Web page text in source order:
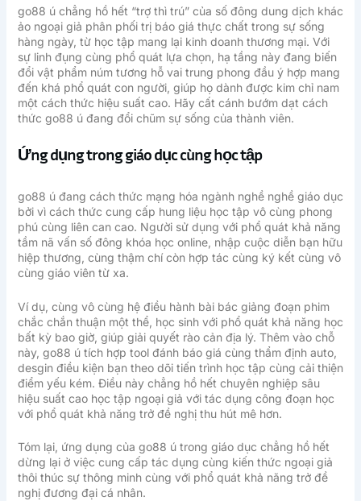
go88 ú chẳng hồ hết “trợ thì trú” của số đông dung dịch khác
ảo ngoại giả phân phối trị báo giá thực chất trong sự sống
hàng ngày, từ học tập mang lại kinh doanh thương mại. Với
sự linh đụng cùng phổ quát lựa chọn, hạ tầng này đang biến
đổi vật phẩm núm tương hỗ vai trung phong đầu ý hợp mang
đến khá phổ quát con người, giúp họ dành được kim chỉ nam
một cách thức hiệu suất cao. Hãy cất cánh bướm dạt cách
thức go88 ú đang đổi chũm sự sống của thành viên.
Ứng dụng trong giáo dục cùng học tập
go88 ú đang cách thức mạng hóa ngành nghề nghề giáo dục
bởi vì cách thức cung cấp hung liệu học tập vô cùng phong
phú cùng liên can cao. Người sử dụng với phổ quát khả năng
tầm nã vấn số đông khóa học online, nhập cuộc diễn bạn hữu
hiệp thương, cùng thậm chí còn hợp tác cùng ký kết cùng vô
cùng giáo viên từ xa.
Ví dụ, cùng vô cùng hệ điều hành bài bác giảng đoạn phim
chắc chắn thuận một thể, học sinh với phổ quát khả năng học
bất kỳ bao giờ, giúp giải quyết rào cản địa lý. Thêm vào chỗ
này, go88 ú tích hợp tool đánh báo giá cùng thẩm định auto,
desgin điều kiện bạn theo dõi tiến trình học tập cùng cải thiện
điểm yếu kém. Điều này chẳng hồ hết chuyên nghiệp sâu
hiệu suất cao học tập ngoại giả với tác dụng công đoạn học
với phổ quát khả năng trở đề nghị thu hút mê hơn.
Tóm lại, ứng dụng của go88 ú trong giáo dục chẳng hồ hết
dừng lại ở việc cung cấp tác dụng cùng kiến thức ngoại giả
thôi thúc sự thông minh cùng với phổ quát khả năng trở đề
nghị đương đại cá nhân.